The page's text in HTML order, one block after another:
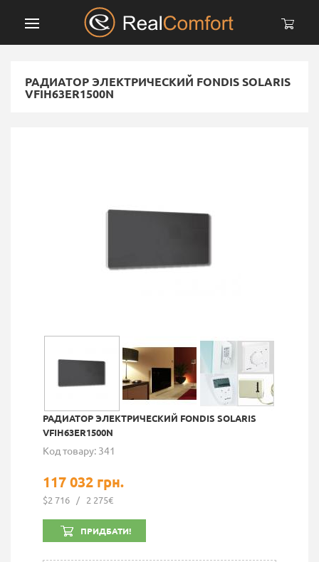
РАДИАТОР ЭЛЕКТРИЧЕСКИЙ FONDIS SOLARIS
VFIH63ER1500N
РАДИАТОР ЭЛЕКТРИЧЕСКИЙ FONDIS SOLARIS
VFIH63ER1500N
Код товару: 341
117 032 грн.
$2 716 / 2 275€
ПРИДБАТИ!